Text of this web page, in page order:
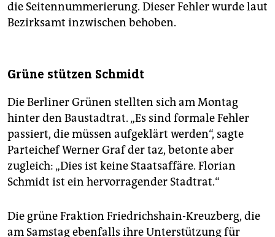
die Seitennummerierung. Dieser Fehler wurde laut
Bezirksamt inzwischen behoben.
Grüne stützen Schmidt
Die Berliner Grünen stellten sich am Montag
hinter den Baustadtrat. „Es sind formale Fehler
passiert, die müssen aufgeklärt werden“, sagte
Parteichef Werner Graf der taz, betonte aber
zugleich: „Dies ist keine Staatsaffäre. Florian
Schmidt ist ein hervorragender Stadtrat.“
Die grüne Fraktion Friedrichshain-Kreuzberg, die
am Samstag ebenfalls ihre Unterstützung für